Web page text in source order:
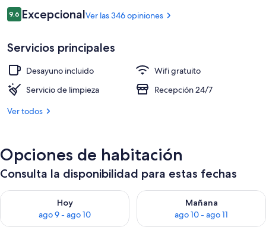
Jardín
Opiniones
9.69.6 de 10,
ExcepcionalVer las 346 opiniones
Servicios principales
Desayuno incluido
Wifi gratuito
Servicio de limpieza
Recepción 24/7
Ver todos
Opciones de habitación
Consulta la disponibilidad para estas fechas
Hoy
ago 9 - ago 10
Consulta la disponibilidad para hoy ago 9 - ago 10
Mañana
ago 10 - ago 11
Consulta la disponibilidad